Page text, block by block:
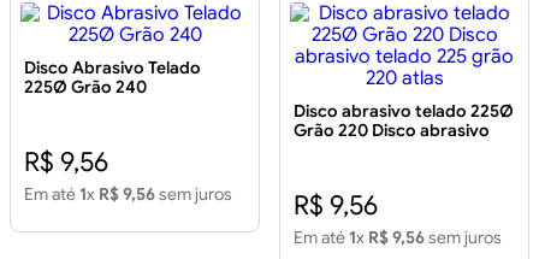
Disco Abrasivo Telado
225Ø Grão 240
R$ 9,56
Em até 1x R$ 9,56sem juros
Disco abrasivo telado 225Ø
Grão 220 Disco abrasivo
R$ 9,56
Em até 1x R$ 9,56sem juros